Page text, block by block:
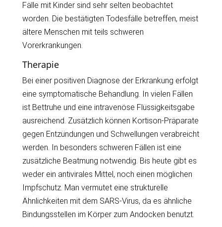
Fälle mit Kinder sind sehr selten beobachtet
worden. Die bestätigten Todesfälle betreffen, meist
ältere Menschen mit teils schweren
Vorerkrankungen.
Therapie
Bei einer positiven Diagnose der Erkrankung erfolgt
eine symptomatische Behandlung. In vielen Fällen
ist Bettruhe und eine intravenöse Flüssigkeitsgabe
ausreichend. Zusätzlich können Kortison-Präparate
gegen Entzündungen und Schwellungen verabreicht
werden. In besonders schweren Fällen ist eine
zusätzliche Beatmung notwendig. Bis heute gibt es
weder ein antivirales Mittel, noch einen möglichen
Impfschutz. Man vermutet eine strukturelle
Ähnlichkeiten mit dem SARS-Virus, da es ähnliche
Bindungsstellen im Körper zum Andocken benutzt.